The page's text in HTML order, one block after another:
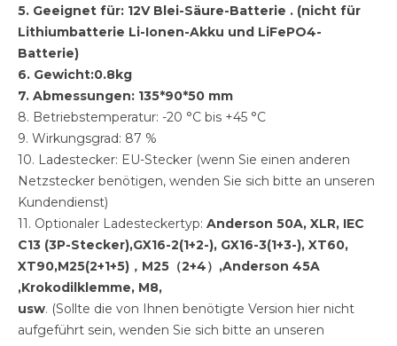
5. Geeignet für: 12V Blei-Säure-Batterie . (nicht für
Lithiumbatterie Li-Ionen-Akku und LiFePO4-
Batterie)
6. Gewicht:0.8kg
7. Abmessungen: 135*90*50 mm
8. Betriebstemperatur: -20 °C bis +45 °C
9. Wirkungsgrad: 87 %
10. Ladestecker: EU-Stecker (wenn Sie einen anderen
Netzstecker benötigen, wenden Sie sich bitte an unseren
Kundendienst)
11. Optionaler Ladesteckertyp: Anderson 50A, XLR, IEC
C13 (3P-Stecker),GX16-2(1+2-), GX16-3(1+3-), XT60,
XT90,M25(2+1+5)，M25（2+4）,Anderson 45A
,Krokodilklemme, M8,
usw. (Sollte die von Ihnen benötigte Version hier nicht
aufgeführt sein, wenden Sie sich bitte an unseren